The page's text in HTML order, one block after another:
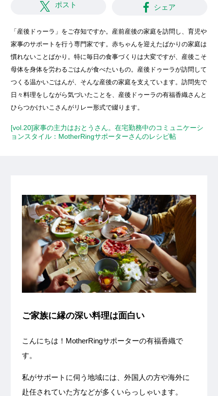
ポスト シェア
「産後ドゥーラ」をご存知ですか。産前産後の家庭を訪問し、育児や
家事のサポートを行う専門家です。赤ちゃんを迎えたばかりの家庭は
慣れないことばかり。特に毎日の食事づくりは大変ですが、産後こそ
母体を身体を労わるごはんが食べたいもの。産後ドゥーラが訪問して
つくる温かいごはんが、そんな産後の家庭を支えています。訪問先で
日々料理をしながら気づいたことを、産後ドゥーラの有福香織さんと
ひらつかけいこさんがリレー形式で綴ります。
[vol.20]家事の主力はおとうさん。在宅勤務中のコミュニケーシ
ョンスタイル：MotherRingサポーターさんのレシピ帖
ご家族に縁の深い料理は面白い
こんにちは！MotherRingサポーターの有福香織で
す。
私がサポートに伺う地域には、外国人の方や海外に
赴任されていた方などが多くいらっしゃいます。